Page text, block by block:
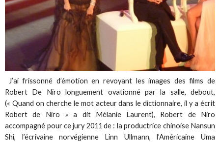
J’ai frissonné d’émotion en revoyant les images des films de
Robert De Niro longuement ovationné par la salle, debout,
(« Quand on cherche le mot acteur dans le dictionnaire, il y a écrit
Robert de Niro » a dit Mélanie Laurent), Robert de Niro
accompagné pour ce jury 2011 de : la productrice chinoise Nansun
Shi, l’écrivaine norvégienne Linn Ullmann, l’Américaine Uma